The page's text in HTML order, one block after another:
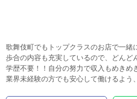
歌舞伎町でもトップクラスのお店で一緒
歩合の内容も充実しているので、どんど
学歴不要！！自分の努力で収入もめきめ
業界未経験の方でも安心して働けるよう